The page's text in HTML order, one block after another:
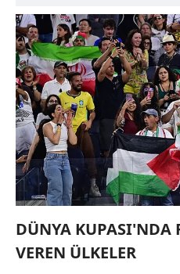
DÜNYA KUPASI'NDA
VEREN ÜLKELER